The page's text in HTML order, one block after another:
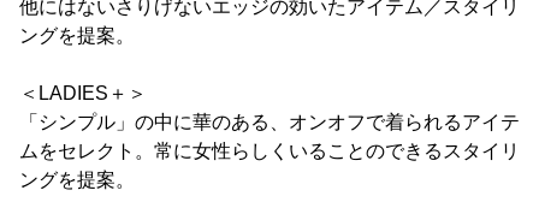
他にはないさりげないエッジの効いたアイテム／スタイリ
ングを提案。
＜LADIES＋＞
「シンプル」の中に華のある、オンオフで着られるアイテ
ムをセレクト。常に女性らしくいることのできるスタイリ
ングを提案。